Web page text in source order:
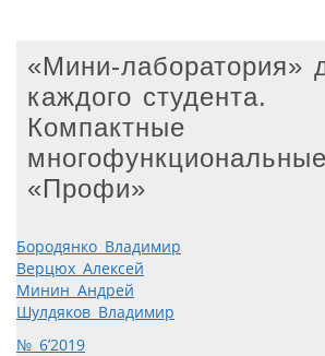
«Мини-лаборатория»
каждого студента.
Компактные
«Профи»
Бородянко Владимир
Верцюх Алексей
Минин Андрей
Шулдяков Владимир
№ 6’2019